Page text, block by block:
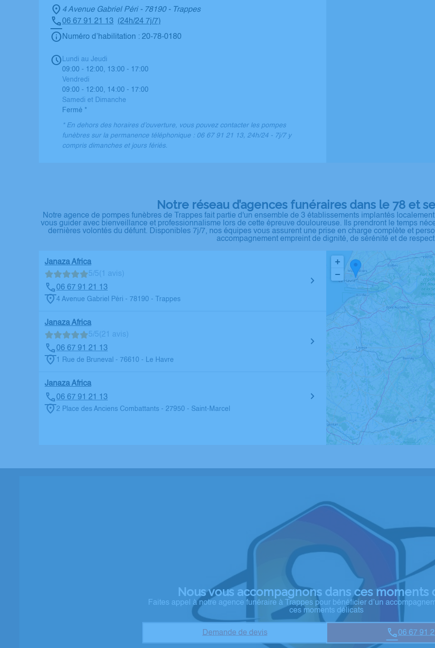
4 Avenue Gabriel Péri - 78190 - Trappes
06 67 91 21 13
(24h/24 7j/7)
Numéro d’habilitation : 20-78-0180
Lundi au Jeudi
09:00 - 12:00, 13:00 - 17:00
Vendredi
09:00 - 12:00, 14:00 - 17:00
Samedi et Dimanche
Fermé *
* En dehors des horaires d’ouverture, vous pouvez contacter les pompes
funèbres sur la permanence téléphonique : 06 67 91 21 13, 24h/24 - 7j/7 y
compris dimanches et jours fériés.
Notre réseau d’agences funéraires dans le 78 et
Notre agence de pompes funèbres de Trappes fait partie d'un ensemble de 3 établissements implantés
vous guider avec bienveillance et professionnalisme lors de cette épreuve douloureuse. Ils prendront le temps
dernières volontés du défunt. Disponibles 7j/7, nos équipes vous assurent une prise en charge complète et
accompagnement empreint de dignité, de sérénité et de
Janaza Africa
5/5(1 avis)
06 67 91 21 13
4 Avenue Gabriel Péri - 78190 - Trappes
Janaza Africa
5/5(21 avis)
06 67 91 21 13
1 Rue de Bruneval - 76610 - Le Havre
Janaza Africa
06 67 91 21 13
2 Place des Anciens Combattants - 27950 - Saint-Marcel
+
−
Nous vous accompagnons dans ces moments
Faites appel à notre agence funéraire à Trappes pour bénéficier d’un
ces moments délicats
Demande de devis 06 67 91